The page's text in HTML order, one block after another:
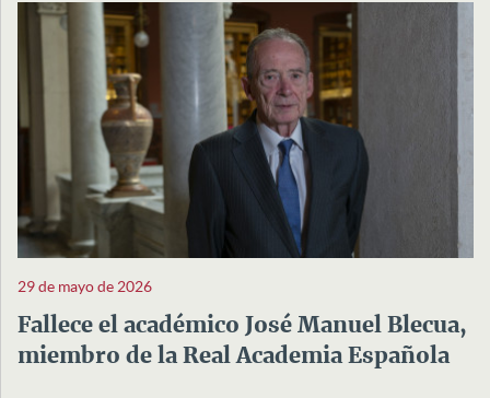
29 de mayo de 2026
Fallece el académico José Manuel Blecua,
miembro de la Real Academia Española